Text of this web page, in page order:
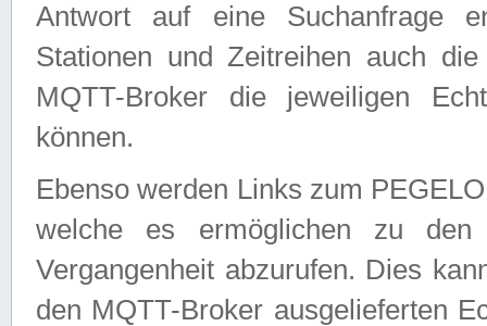
Antwort auf eine Suchanfrage
Stationen und Zeitreihen auch
MQTT-Broker die jeweiligen
können.
Ebenso werden Links zum
welche es ermöglichen zu den
Vergangenheit abzurufen. Dies
den MQTT-Broker ausgelieferten